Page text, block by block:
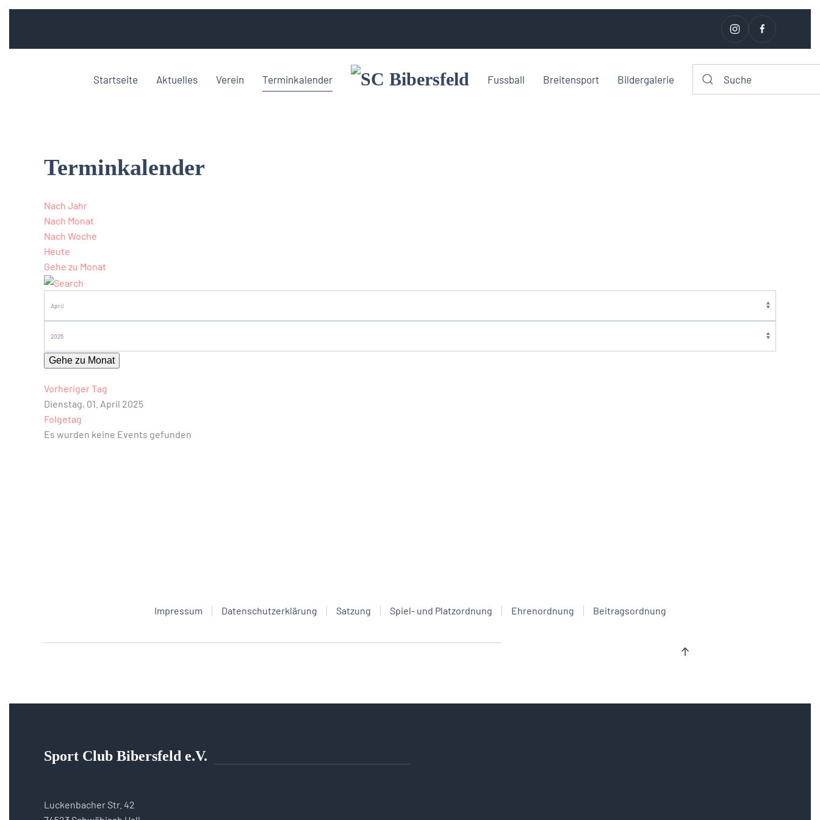
Startseite Aktuelles Verein Terminkalender Fussball Breitensport Bildergalerie
Terminkalender
Nach Jahr
Nach Monat
Nach Woche
Heute
Gehe zu Monat
Gehe zu Monat
Vorheriger Tag
Dienstag, 01. April 2025
Folgetag
Es wurden keine Events gefunden
Impressum Datenschutzerklärung Satzung Spiel- und Platzordnung Ehrenordnung Beitragsordnung
Sport Club Bibersfeld e.V.
Luckenbacher Str. 42